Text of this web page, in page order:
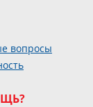
вопросы